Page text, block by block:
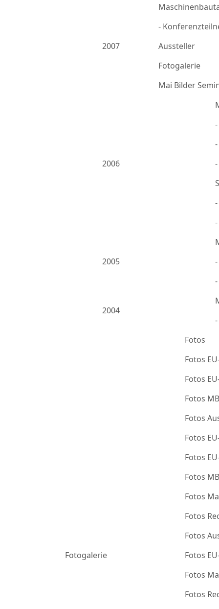
2007
-
Aussteller
Fotogalerie
Mai Bilder
2006
2005
2004
Fotogalerie
Fotos
Fotos
Fotos
Fotos
Fotos
Fotos
Fotos
Fotos
Fotos
Fotos
Fotos
Fotos
Fotos
Fotos